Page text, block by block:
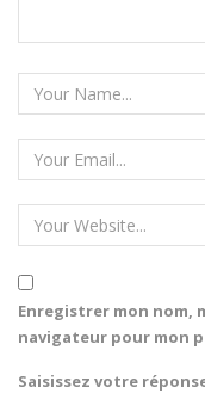
Enregistrer mon nom,
navigateur pour mon
Saisissez votre